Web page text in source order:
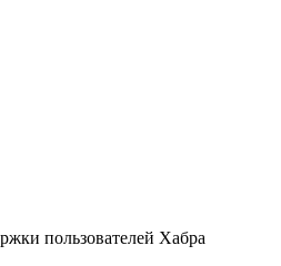
пользователей Хабра